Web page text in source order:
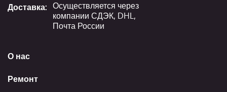
О нас
Ремонт
Доставка: Осуществляется через
компании СДЭК, DHL,
Почта России